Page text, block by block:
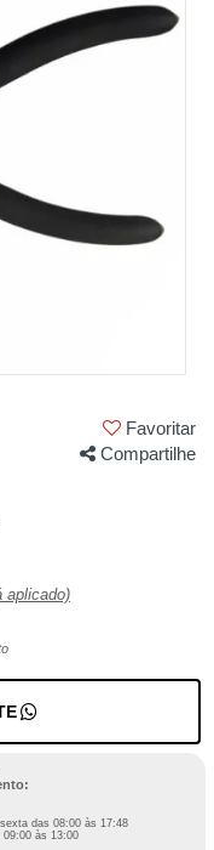
Favoritar
Compartilhe
aplicado)
das 08:00 às 17:48
09:00 às 13:00